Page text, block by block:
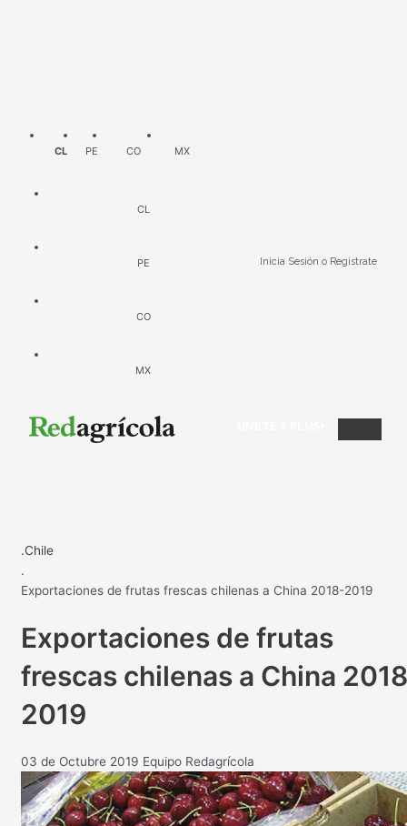
Inicia Sesión o Registrate
.Chile
.
Exportaciones de frutas frescas chilenas a China 2018-2019
Exportaciones de frutas
frescas chilenas a China
2019
03 de Octubre 2019 Equipo Redagrícola